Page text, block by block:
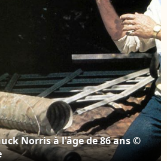
Norris à l'âge de 86 ans ©